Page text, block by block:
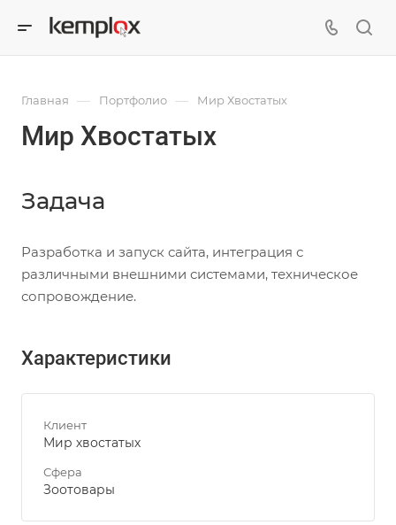
Главная — Портфолио — Мир Хвостатых
Мир Хвостатых
Задача
Разработка и запуск сайта, интеграция с
различными внешними системами, техническое
сопровождение.
Характеристики
Клиент
Мир хвостатых
Сфера
Зоотовары